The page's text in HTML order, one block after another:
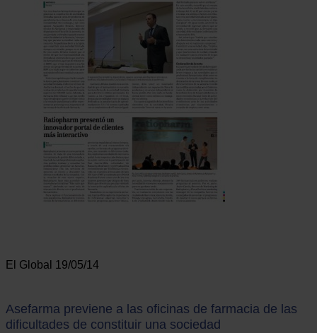
El Global 19/05/14
Asefarma previene a las oficinas de farmacia de las
dificultades de constituir una sociedad